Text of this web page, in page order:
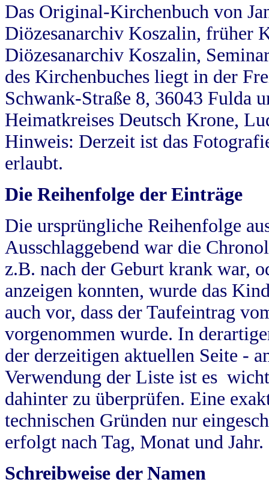
Das Original-Kirchenbuch von
Diözesanarchiv Koszalin, früher
Diözesanarchiv Koszalin,
des Kirchenbuches liegt in der
Schwank-Straße 8, 36043 Fulda
Heimatkreises Deutsch Krone,
Hinweis: Derzeit ist das
erlaubt.
Die Reihenfolge der Einträge
Die ursprüngliche Reihenfolge
Ausschlaggebend war die
z.B. nach der Geburt krank war,
anzeigen konnten, wurde das
auch vor, dass der Taufeintrag
vorgenommen wurde. In
der derzeitigen aktuellen Seite -
Verwendung der Liste ist es
dahinter zu überprüfen. Eine
technischen Gründen nur
erfolgt nach Tag, Monat und Jahr.
Schreibweise der Namen